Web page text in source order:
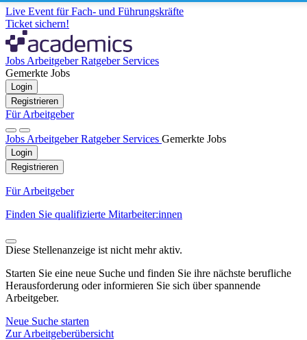
Live Event für Fach- und Führungskräfte
Ticket sichern!
Jobs ArbeitgeberRatgeber Services
Gemerkte Jobs
Login
Registrieren
Für Arbeitgeber
Jobs ArbeitgeberRatgeber Services Gemerkte Jobs
Login
Registrieren
Für Arbeitgeber
Finden Sie qualifizierte Mitarbeiter:innen
Diese Stellenanzeige ist nicht mehr aktiv.
Starten Sie eine neue Suche und finden Sie ihre nächste berufliche
Herausforderung oder informieren Sie sich über spannende
Arbeitgeber.
Neue Suche starten
Zur Arbeitgeberübersicht